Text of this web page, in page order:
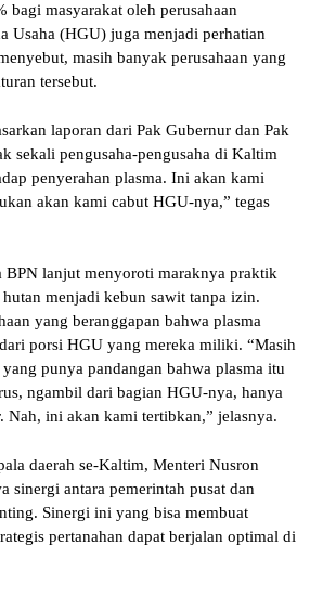
bagi masyarakat oleh perusahaan
Usaha (HGU) juga menjadi perhatian
masih banyak perusahaan yang
tersebut.
laporan dari Pak Gubernur dan Pak
sekali pengusaha-pengusaha di Kaltim
penyerahan plasma. Ini akan kami
akan kami cabut HGU-nya,” tegas
BPN lanjut menyoroti maraknya praktik
menjadi kebun sawit tanpa izin.
yang beranggapan bahwa plasma
porsi HGU yang mereka miliki. “Masih
punya pandangan bahwa plasma itu
ngambil dari bagian HGU-nya, hanya
Nah, ini akan kami tertibkan,” jelasnya.
daerah se-Kaltim, Menteri Nusron
sinergi antara pemerintah pusat dan
Sinergi ini yang bisa membuat
pertanahan dapat berjalan optimal di